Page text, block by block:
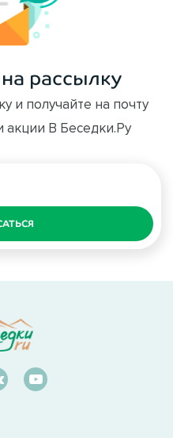
рассылку
и получайте на почту
акции В Беседки.Ру